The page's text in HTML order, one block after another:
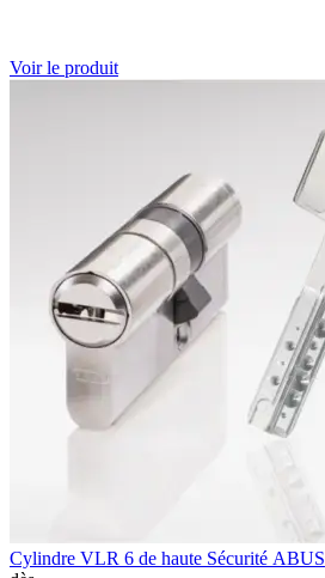
Voir le produit
Cylindre VLR 6 de haute Sécurité ABUS